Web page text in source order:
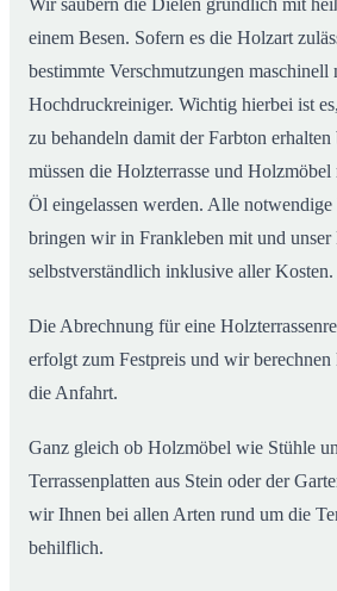
Wir säubern die Dielen gründlich mit
einem Besen. Sofern es die Holzart
bestimmte Verschmutzungen maschinell
Hochdruckreiniger. Wichtig hierbei ist
zu behandeln damit der Farbton
müssen die Holzterrasse und Holzmöbel
Öl eingelassen werden. Alle
bringen wir in Frankleben mit und unser
selbstverständlich inklusive aller Kosten.
Die Abrechnung für eine
erfolgt zum Festpreis und wir
die Anfahrt.
Ganz gleich ob Holzmöbel wie Stühle
Terrassenplatten aus Stein oder der
wir Ihnen bei allen Arten rund um die
behilflich.